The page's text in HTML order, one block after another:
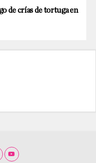
de crías de tortuga en